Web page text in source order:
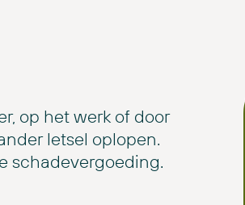
op het werk of door
letsel oplopen.
schadevergoeding.